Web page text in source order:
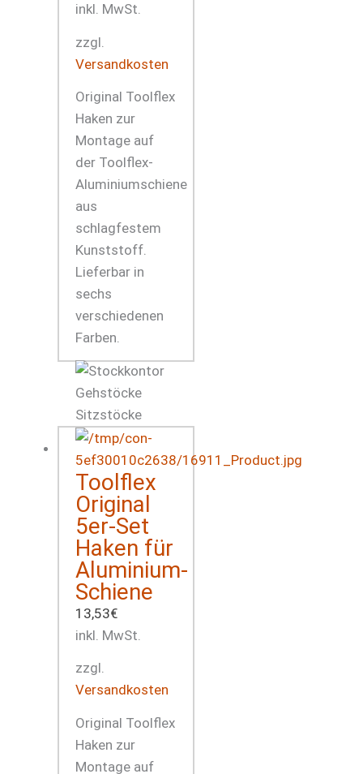
inkl. MwSt.
zzgl.
Versandkosten
Original Toolflex
Haken zur
Montage auf
der Toolflex-
Aluminiumschiene
aus
schlagfestem
Kunststoff.
Lieferbar in
sechs
verschiedenen
Farben.
Toolflex
Original
5er-Set
Haken für
Aluminium-
Schiene
13,53€
inkl. MwSt.
zzgl.
Versandkosten
Original Toolflex
Haken zur
Montage auf